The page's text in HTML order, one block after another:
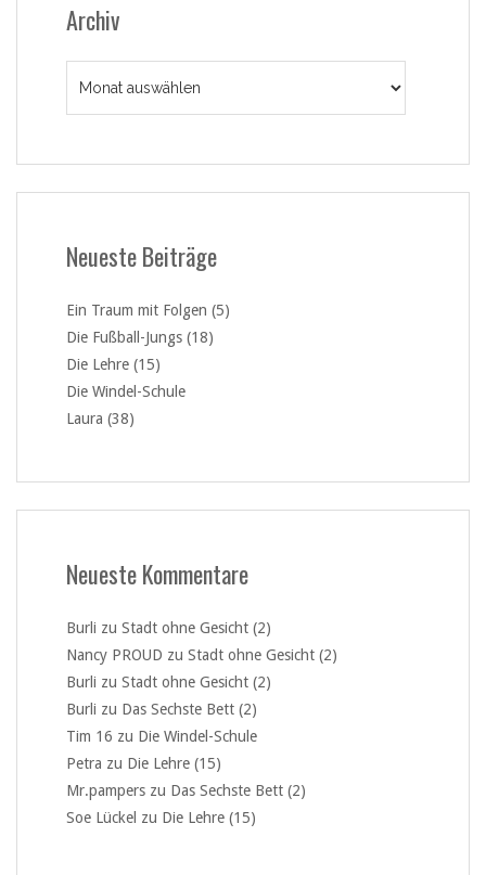
Archiv
Neueste Beiträge
Ein Traum mit Folgen (5)
Die Fußball-Jungs (18)
Die Lehre (15)
Die Windel-Schule
Laura (38)
Neueste Kommentare
Burli zu Stadt ohne Gesicht (2)
Nancy PROUD zu Stadt ohne Gesicht (2)
Burli zu Stadt ohne Gesicht (2)
Burli zu Das Sechste Bett (2)
Tim 16 zu Die Windel-Schule
Petra zu Die Lehre (15)
Mr.pampers zu Das Sechste Bett (2)
Soe Lückel zu Die Lehre (15)